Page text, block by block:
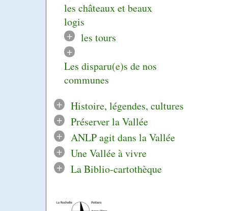
les châteaux et beaux
logis
+
les tours
+
Les disparu(e)s de nos
communes
+
Histoire, légendes, cultures
+
Préserver la Vallée
+
ANLP agit dans la Vallée
+
Une Vallée à vivre
+
La Biblio-cartothèque